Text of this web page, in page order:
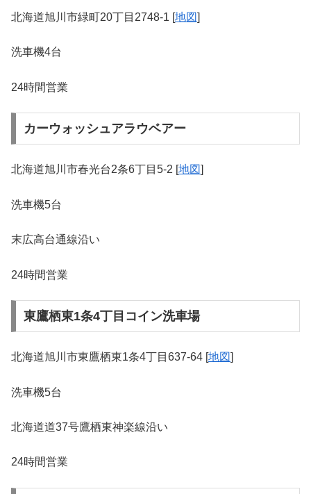
北海道旭川市緑町20丁目2748-1 [地図]
洗車機4台
24時間営業
カーウォッシュアラウベアー
北海道旭川市春光台2条6丁目5-2 [ 地図
洗車機5台
末広高台通線沿い
24時間営業
東鷹栖東1条4丁目コイン洗車場
北海道旭川市東鷹栖東1条4丁目637-64 [地図]
洗車機5台
北海道道37号鷹栖東神楽線沿い
24時間営業